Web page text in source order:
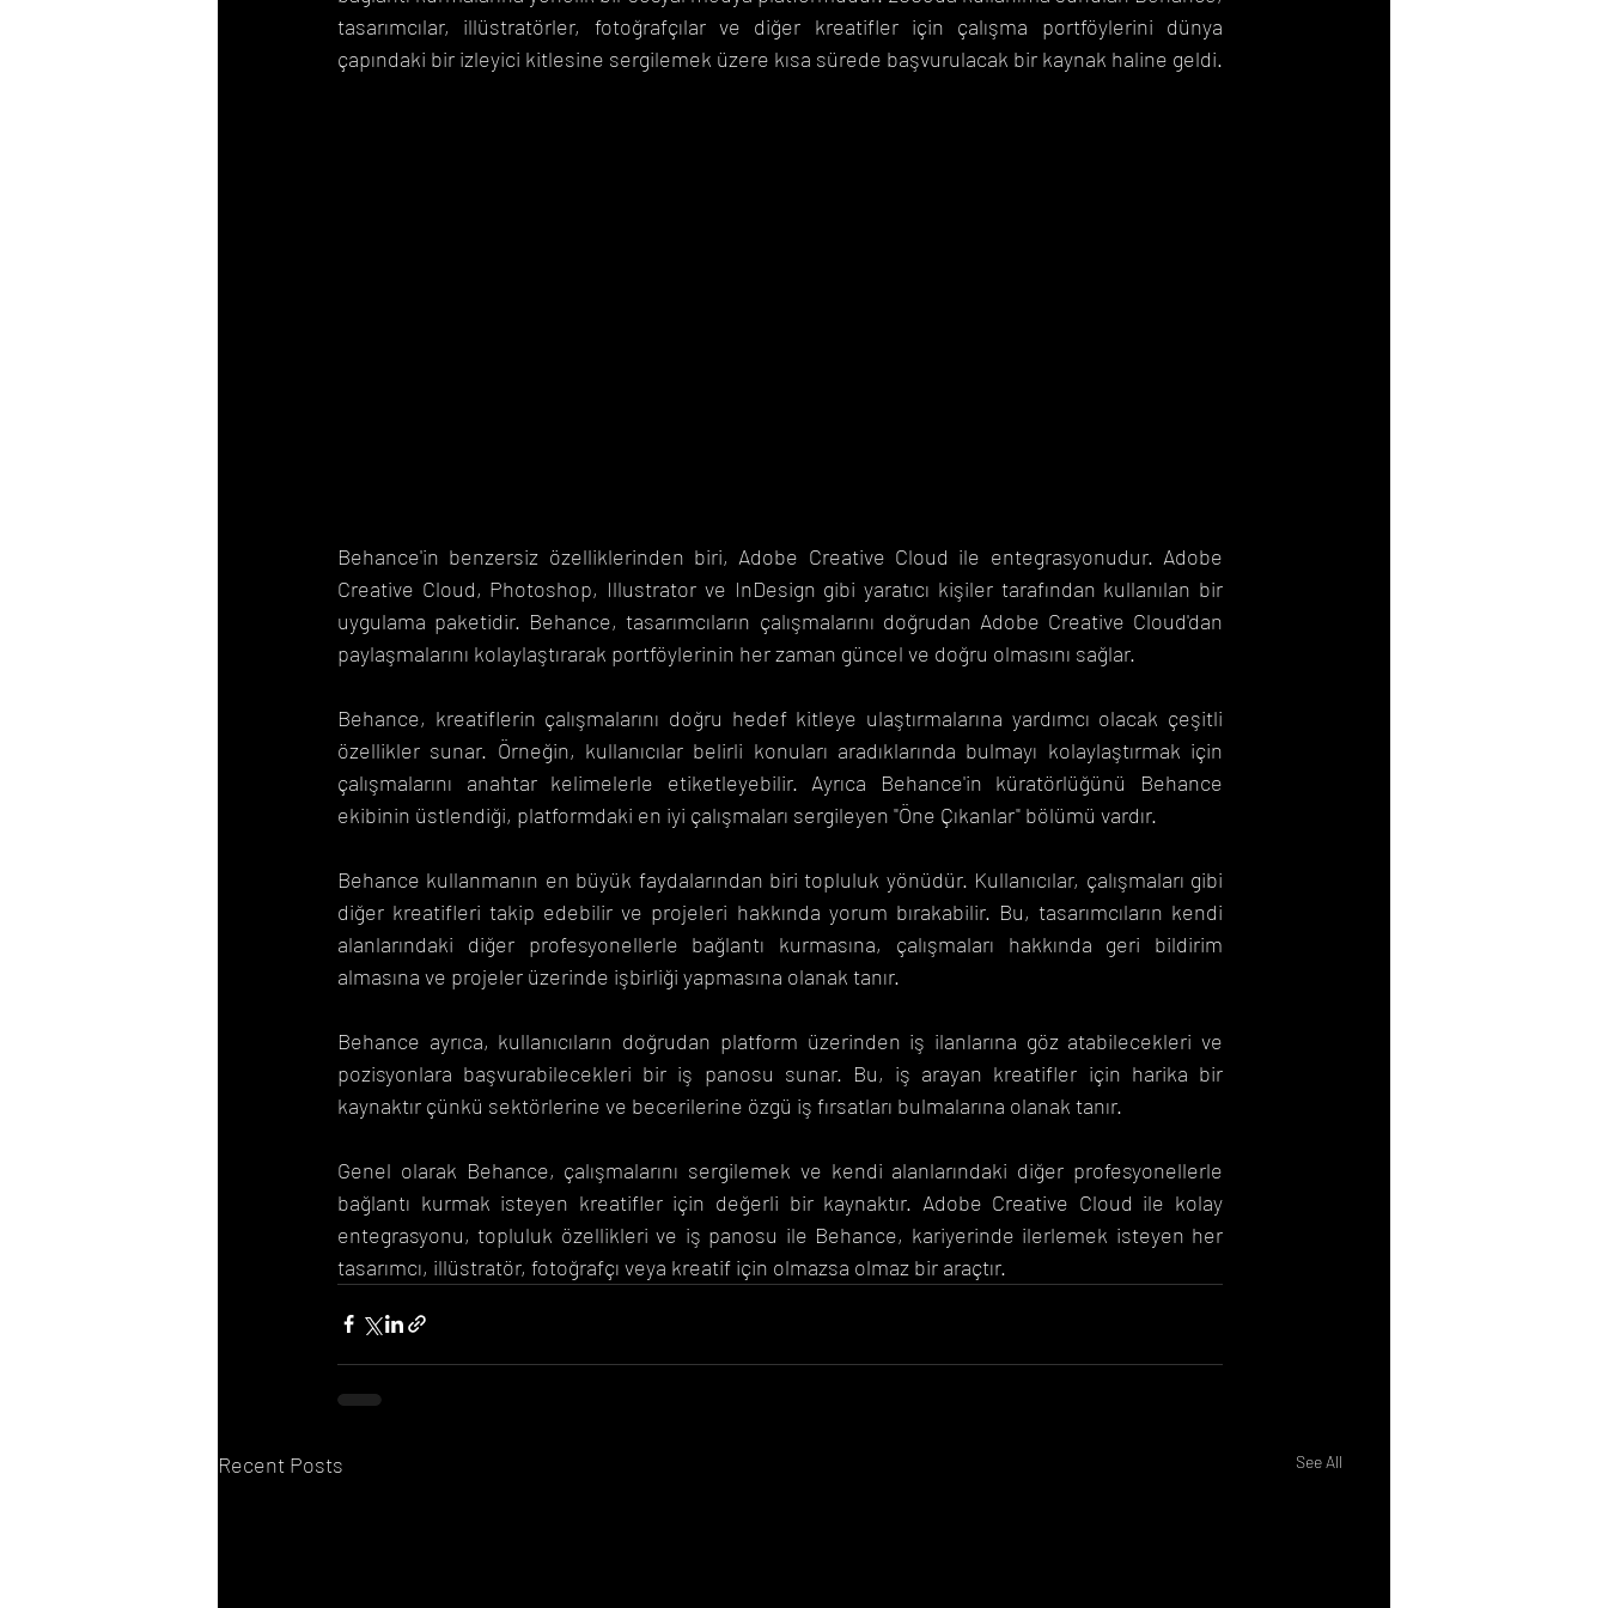
tasarımcılar, illüstratörler, fotoğrafçılar ve diğer kreatifler için çalışma portföylerini dünya
çapındaki bir izleyici kitlesine sergilemek üzere kısa sürede başvurulacak bir kaynak haline geldi.
Behance'in benzersiz özelliklerinden biri, Adobe Creative Cloud ile entegrasyonudur. Adobe
Creative Cloud, Photoshop, Illustrator ve InDesign gibi yaratıcı kişiler tarafından kullanılan bir
uygulama paketidir. Behance, tasarımcıların çalışmalarını doğrudan Adobe Creative Cloud'dan
paylaşmalarını kolaylaştırarak portföylerinin her zaman güncel ve doğru olmasını sağlar.
Behance, kreatiflerin çalışmalarını doğru hedef kitleye ulaştırmalarına yardımcı olacak çeşitli
özellikler sunar. Örneğin, kullanıcılar belirli konuları aradıklarında bulmayı kolaylaştırmak için
çalışmalarını anahtar kelimelerle etiketleyebilir. Ayrıca Behance'in küratörlüğünü Behance
ekibinin üstlendiği, platformdaki en iyi çalışmaları sergileyen "Öne Çıkanlar" bölümü vardır.
Behance kullanmanın en büyük faydalarından biri topluluk yönüdür. Kullanıcılar, çalışmaları gibi
diğer kreatifleri takip edebilir ve projeleri hakkında yorum bırakabilir. Bu, tasarımcıların kendi
alanlarındaki diğer profesyonellerle bağlantı kurmasına, çalışmaları hakkında geri bildirim
almasına ve projeler üzerinde işbirliği yapmasına olanak tanır.
Behance ayrıca, kullanıcıların doğrudan platform üzerinden iş ilanlarına göz atabilecekleri ve
pozisyonlara başvurabilecekleri bir iş panosu sunar. Bu, iş arayan kreatifler için harika bir
kaynaktır çünkü sektörlerine ve becerilerine özgü iş fırsatları bulmalarına olanak tanır.
Genel olarak Behance, çalışmalarını sergilemek ve kendi alanlarındaki diğer profesyonellerle
bağlantı kurmak isteyen kreatifler için değerli bir kaynaktır. Adobe Creative Cloud ile kolay
entegrasyonu, topluluk özellikleri ve iş panosu ile Behance, kariyerinde ilerlemek isteyen her
tasarımcı, illüstratör, fotoğrafçı veya kreatif için olmazsa olmaz bir araçtır.
Recent Posts See All